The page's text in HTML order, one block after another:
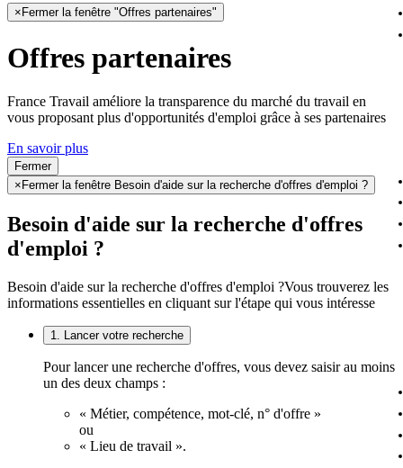
× Fermer la fenêtre "Offres partenaires"
Offres partenaires
France Travail améliore la transparence du marché du travail en
vous proposant plus d'opportunités d'emploi grâce à ses partenaires
En savoir plus
Fermer
× Fermer la fenêtre Besoin d'aide sur la recherche d'offres d'emploi ?
Besoin d'aide sur la recherche d'offres
d'emploi ?
Besoin d'aide sur la recherche d'offres d'emploi ?Vous trouverez les
informations essentielles en cliquant sur l'étape qui vous intéresse
1. Lancer votre recherche
Pour lancer une recherche d'offres, vous devez saisir au moins
un des deux champs :
« Métier, compétence, mot-clé, n° d'offre »
ou
« Lieu de travail ».